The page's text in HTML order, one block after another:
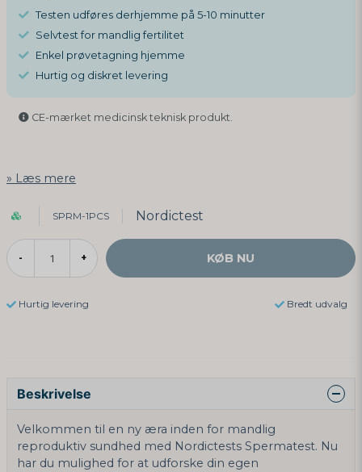
Testen udføres derhjemme på 5-10 minutter
Selvtest for mandlig fertilitet
Enkel prøvetagning hjemme
Hurtig og diskret levering
CE-mærket medicinsk teknisk produkt.
Læs mere
SPRM-1PCS Nordictest
- + KØB NU
Hurtig levering Bredt udvalg
Beskrivelse
Velkommen til en ny æra inden for mandlig
reproduktiv sundhed med Nordictests Spermatest. Nu
har du mulighed for at udforske din egen